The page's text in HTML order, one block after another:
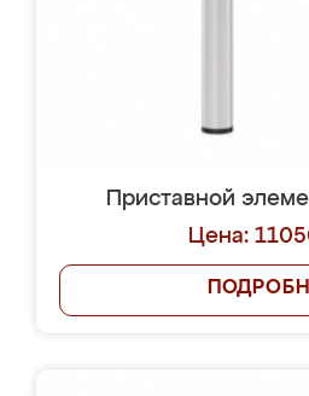
Приставной
Цена: